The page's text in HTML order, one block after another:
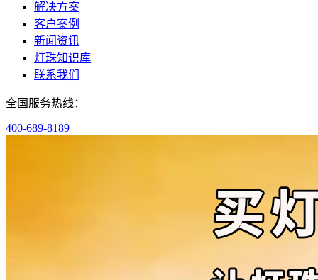
解决方案
客户案例
新闻资讯
灯珠知识库
联系我们
全国服务热线：
400-689-8189